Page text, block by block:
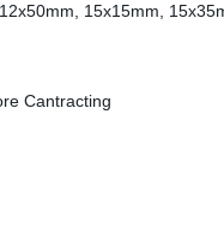
15x15mm,
Cantracting